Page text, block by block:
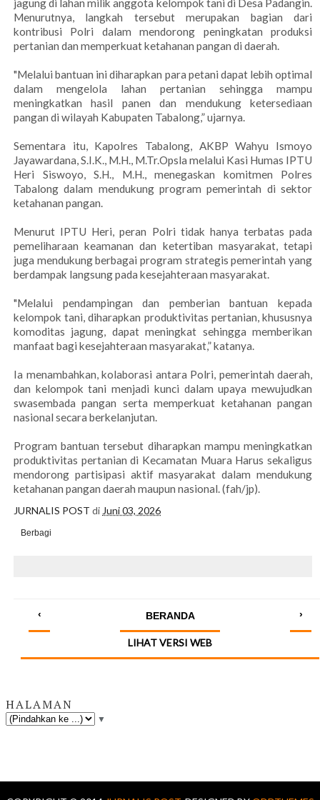
jagung di lahan milik anggota kelompok tani di Desa Padangin.
Menurutnya, langkah tersebut merupakan bagian dari
kontribusi Polri dalam mendorong peningkatan produksi
pertanian dan memperkuat ketahanan pangan di daerah.
"Melalui bantuan ini diharapkan para petani dapat lebih optimal
dalam mengelola lahan pertanian sehingga mampu
meningkatkan hasil panen dan mendukung ketersediaan
pangan di wilayah Kabupaten Tabalong,” ujarnya.
Sementara itu, Kapolres Tabalong, AKBP Wahyu Ismoyo
Jayawardana, S.I.K., M.H., M.Tr.Opsla melalui Kasi Humas IPTU
Heri Siswoyo, S.H., M.H., menegaskan komitmen Polres
Tabalong dalam mendukung program pemerintah di sektor
ketahanan pangan.
Menurut IPTU Heri, peran Polri tidak hanya terbatas pada
pemeliharaan keamanan dan ketertiban masyarakat, tetapi
juga mendukung berbagai program strategis pemerintah yang
berdampak langsung pada kesejahteraan masyarakat.
"Melalui pendampingan dan pemberian bantuan kepada
kelompok tani, diharapkan produktivitas pertanian, khususnya
komoditas jagung, dapat meningkat sehingga memberikan
manfaat bagi kesejahteraan masyarakat,” katanya.
Ia menambahkan, kolaborasi antara Polri, pemerintah daerah,
dan kelompok tani menjadi kunci dalam upaya mewujudkan
swasembada pangan serta memperkuat ketahanan pangan
nasional secara berkelanjutan.
Program bantuan tersebut diharapkan mampu meningkatkan
produktivitas pertanian di Kecamatan Muara Harus sekaligus
mendorong partisipasi aktif masyarakat dalam mendukung
ketahanan pangan daerah maupun nasional. (fah/jp).
JURNALIS POST di Juni 03, 2026
Berbagi
‹ ›
BERANDA
LIHAT VERSI WEB
HALAMAN
▼